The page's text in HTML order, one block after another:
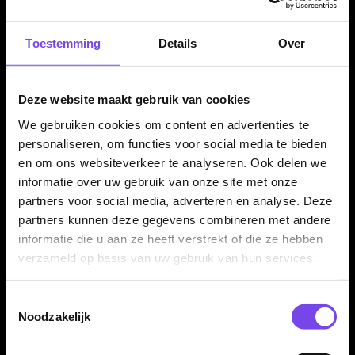
Toestemming Details Over
Deze website maakt gebruik van cookies
We gebruiken cookies om content en advertenties te
personaliseren, om functies voor social media te bieden
en om ons websiteverkeer te analyseren. Ook delen we
informatie over uw gebruik van onze site met onze
partners voor social media, adverteren en analyse. Deze
partners kunnen deze gegevens combineren met andere
informatie die u aan ze heeft verstrekt of die ze hebben
verzameld op basis van uw gebruik van hun services.
Noodzakelijk
✓ Gemaakt van 90% tungsten
✓ Ontwikkeld in samenwerking met Chris Landman
✓ Zwart/rode afwerking met professionele uitstraling
✓ Verkrijgbaar in 21 en 23 gram
✓ Compleet geleverd met Bull's shafts en Chris Landman
flights
Dartpijl Materiaal:90% Tungsten
Dartpijl Kleur:
Grip type:
Ringed grip